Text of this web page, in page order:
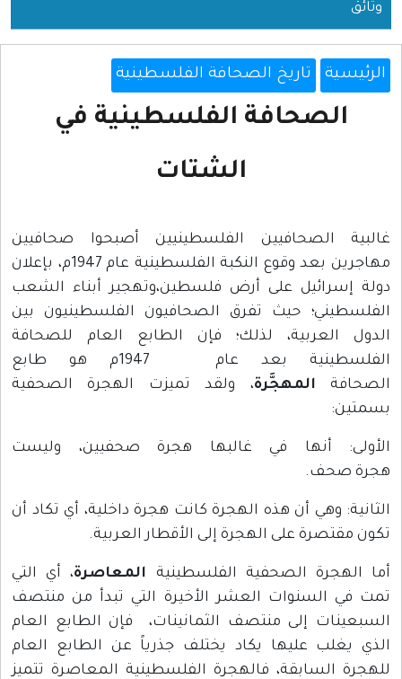
وثائق
الرئيسية تاريخ الصحافة الفلسطينية
الصحافة الفلسطينية في
الشتات
غالبية الصحافيين الفلسطينيين أصبحوا صحافيين
مهاجرين بعد وقوع النكبة الفلسطينية عام 1947م، بإعلان
دولة إسرائيل على أرض فلسطين،وتهجير أبناء الشعب
الفلسطيني؛ حيث تفرق الصحافيون الفلسطينيون بين
الدول العربية، لذلك؛ فإن الطابع العام للصحافة
الفلسطينية بعد عام 1947م هو طابع
الصحافة المهجَّرة، ولقد تميزت الهجرة الصحفية
بسمتين:
الأولى: أنها في غالبها هجرة صحفيين، وليست
هجرة صحف.
الثانية: وهي أن هذه الهجرة كانت هجرة داخلية، أي تكاد أن
تكون مقتصرة على الهجرة إلى الأقطار العربية.
أما الهجرة الصحفية الفلسطينية المعاصرة، أي التي
تمت في السنوات العشر الأخيرة التي تبدأ من منتصف
السبعينات إلى منتصف الثمانينات، فإن الطابع العام
الذي يغلب عليها يكاد يختلف جذرياً عن الطابع العام
للهجرة السابقة، فالهجرة الفلسطينية المعاصرة تتميز